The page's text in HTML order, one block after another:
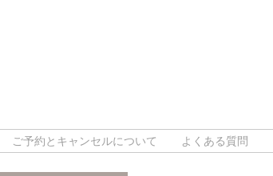
ご予約とキャンセルについて よくある質問